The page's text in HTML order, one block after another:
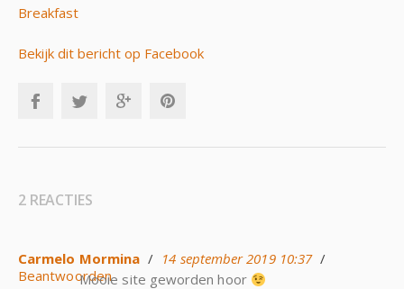
Breakfast
Bekijk dit bericht op Facebook
2 REACTIES
Carmelo Mormina / 14 september 2019 10:37 /
BeantwoordenMooie site geworden hoor